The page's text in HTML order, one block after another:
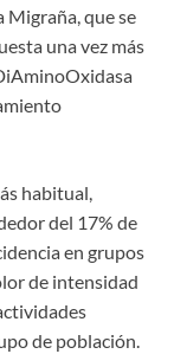
que se
una vez más
habitual,
del 17% de
en grupos
de intensidad
de población.